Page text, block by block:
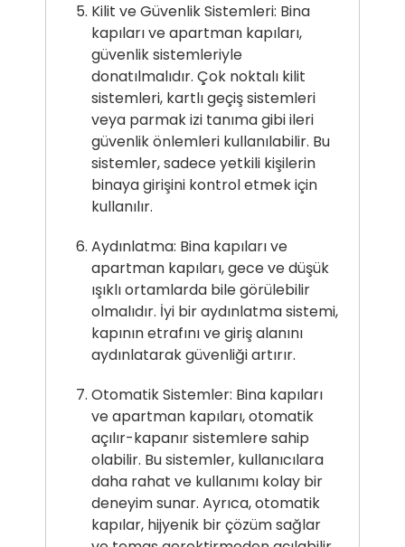
Kilit ve Güvenlik Sistemleri: Bina
kapıları ve apartman kapıları,
güvenlik sistemleriyle
donatılmalıdır. Çok noktalı kilit
sistemleri, kartlı geçiş sistemleri
veya parmak izi tanıma gibi ileri
güvenlik önlemleri kullanılabilir. Bu
sistemler, sadece yetkili kişilerin
binaya girişini kontrol etmek için
kullanılır.
Aydınlatma: Bina kapıları ve
apartman kapıları, gece ve düşük
ışıklı ortamlarda bile görülebilir
olmalıdır. İyi bir aydınlatma sistemi,
kapının etrafını ve giriş alanını
aydınlatarak güvenliği artırır.
Otomatik Sistemler: Bina kapıları
ve apartman kapıları, otomatik
açılır-kapanır sistemlere sahip
olabilir. Bu sistemler, kullanıcılara
daha rahat ve kullanımı kolay bir
deneyim sunar. Ayrıca, otomatik
kapılar, hijyenik bir çözüm sağlar